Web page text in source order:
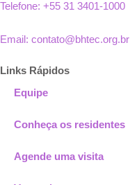
Telefone: +55 31 3401-1000
Email: contato@bhtec.org.br
Links Rápidos
Equipe
Conheça os residentes
Agende uma visita